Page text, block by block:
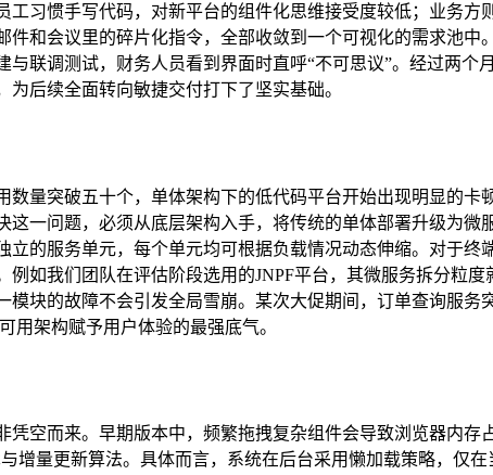
习惯手写代码，对新平台的组件化思维接受度较低；业务方
和会议里的碎片化指令，全部收敛到一个可视化的需求池
联调测试，财务人员看到界面时直呼“不可思议”。经过两个
为后续全面转向敏捷交付打下了坚实基础。
量突破五十个，单体架构下的低代码平台开始出现明显的
一问题，必须从底层架构入手，将传统的单体部署升级为微
的服务单元，每个单元均可根据负载情况动态伸缩。对于
如我们团队在评估阶段选用的JNPF平台，其微服务拆分粒
块的故障不会引发全局雪崩。某次大促期间，订单查询服
用架构赋予用户体验的最强底气。
空而来。早期版本中，频繁拖拽复杂组件会导致浏览器内
增量更新算法。具体而言，系统在后台采用懒加载策略，仅